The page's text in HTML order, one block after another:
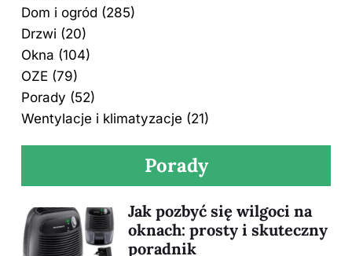
Dom i ogród (285)
Drzwi (20)
Okna (104)
OZE (79)
Porady (52)
Wentylacje i klimatyzacje (21)
Porady
Jak pozbyć się wilgoci na
oknach: prosty i skuteczny
poradnik